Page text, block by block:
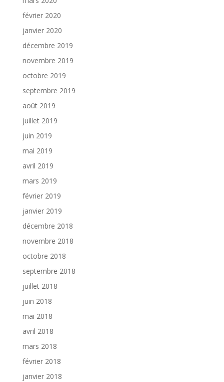
février 2020
janvier 2020
décembre 2019
novembre 2019
octobre 2019
septembre 2019
août 2019
juillet 2019
juin 2019
mai 2019
avril 2019
mars 2019
février 2019
janvier 2019
décembre 2018
novembre 2018
octobre 2018
septembre 2018
juillet 2018
juin 2018
mai 2018
avril 2018
mars 2018
février 2018
janvier 2018